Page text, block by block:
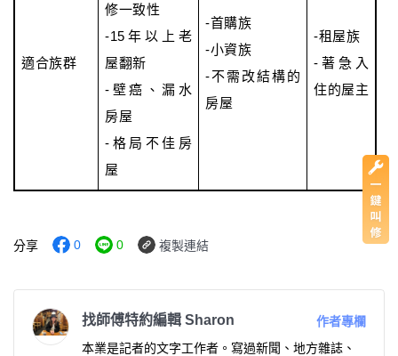
適合族群
修一致性
-15年以上老
屋翻新
-壁癌、漏水
房屋
-格局不佳房
屋
-首購族
-小資族
-不需改結構的
房屋
-租屋族
-著急入
住的屋主
分享 0 0 複製連結
找師傅特約編輯 Sharon
作者專欄
本業是記者的文字工作者。寫過新聞、地方雜誌、